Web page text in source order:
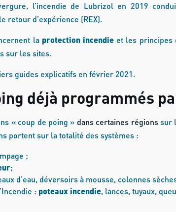
l’incendie de Lubrizol en 2019
retour d’expérience (REX).
la protection incendieet les principes
sur les sites.
guides explicatifs en février 2021.
déjà programmés
« coup de poing » dans certaines régionssur
portent sur la totalité des systèmes :
;
;
d’eau, déversoirs à mousse, colonnes
: poteaux incendie, lances, tuyaux,